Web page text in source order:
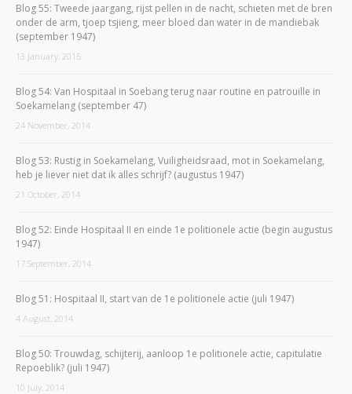
Blog 55: Tweede jaargang, rijst pellen in de nacht, schieten met de bren
onder de arm, tjoep tsjieng, meer bloed dan water in de mandiebak
(september 1947)
13 January, 2015
Blog 54: Van Hospitaal in Soebang terug naar routine en patrouille in
Soekamelang (september 47)
24 November, 2014
Blog 53: Rustig in Soekamelang, Vuiligheidsraad, mot in Soekamelang,
heb je liever niet dat ik alles schrijf? (augustus 1947)
21 October, 2014
Blog 52: Einde Hospitaal II en einde 1e politionele actie (begin augustus
1947)
17 September, 2014
Blog 51: Hospitaal II, start van de 1e politionele actie (juli 1947)
4 August, 2014
Blog 50: Trouwdag, schijterij, aanloop 1e politionele actie, capitulatie
Repoeblik? (juli 1947)
10 July, 2014